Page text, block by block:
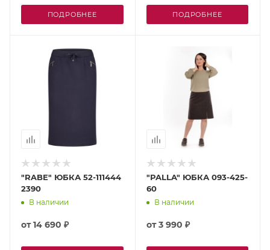
ПОДРОБНЕЕ ПОДРОБНЕЕ
"RABE" ЮБКА 52-111444
2390
В наличии
от14 690 ₽
"PALLA" ЮБКА 093-425-
60
В наличии
от3 990 ₽